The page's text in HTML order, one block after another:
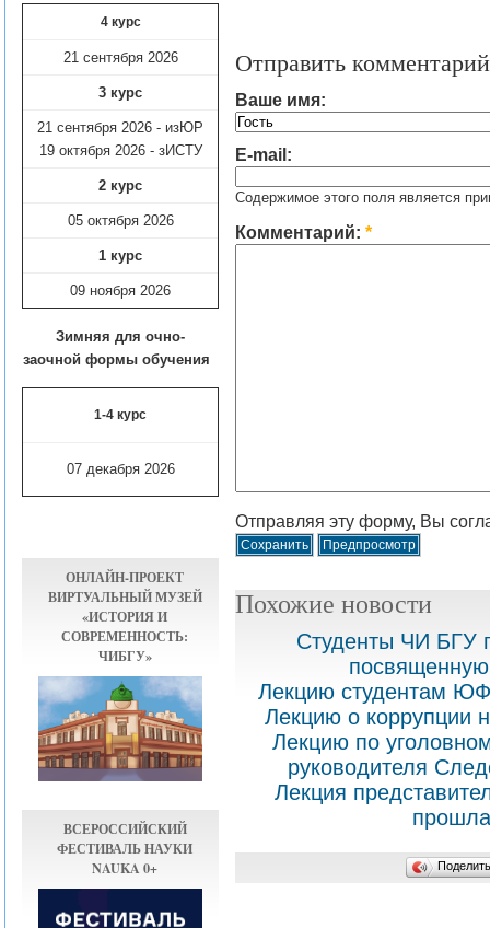
4 курс
21 сентября 2026
3 курс
21 сентября 2026 - изЮР
19 октября 2026 - зИСТУ
2 курс
05 октября 2026
1 курс
09 ноября 2026
Зимняя для очно-
заочной формы обучения
1-4 курс
07 декабря 2026
ОНЛАЙН-ПРОЕКТ
ВИРТУАЛЬНЫЙ МУЗЕЙ
«ИСТОРИЯ И
СОВРЕМЕННОСТЬ:
ЧИБГУ»
ВСЕРОССИЙСКИЙ
ФЕСТИВАЛЬ НАУКИ
NAUKA 0+
Отправить комментарий
Ваше имя:
E-mail:
Содержимое этого поля является
Комментарий: *
Отправляя эту форму, Вы
Похожие новости
Студенты ЧИ БГУ
посвященную
Лекцию студентам ЮФ
Лекцию о коррупции
Лекцию по
руководителя
Лекция